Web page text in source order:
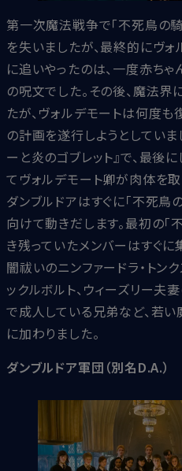
第一次魔法戦争で「不死鳥の
を失いましたが、最終的にヴ
に追いやったのは、一度赤ち
の呪文でした。その後、魔法
たが、ヴォルデモートは何度も
の計画を遂行しようとしていま
ーと炎のゴブレット』で、最後
てヴォルデモート卿が肉体を取
ダンブルドアはすぐに「不死鳥
向けて動きだします。最初の「
き残っていたメンバーはすぐに
闇祓いのニンファードラ・トン
ックルボルト、ウィーズリー夫
で成人している兄弟など、若
に加わりました。
ダンブルドア軍団（別名D.A.）